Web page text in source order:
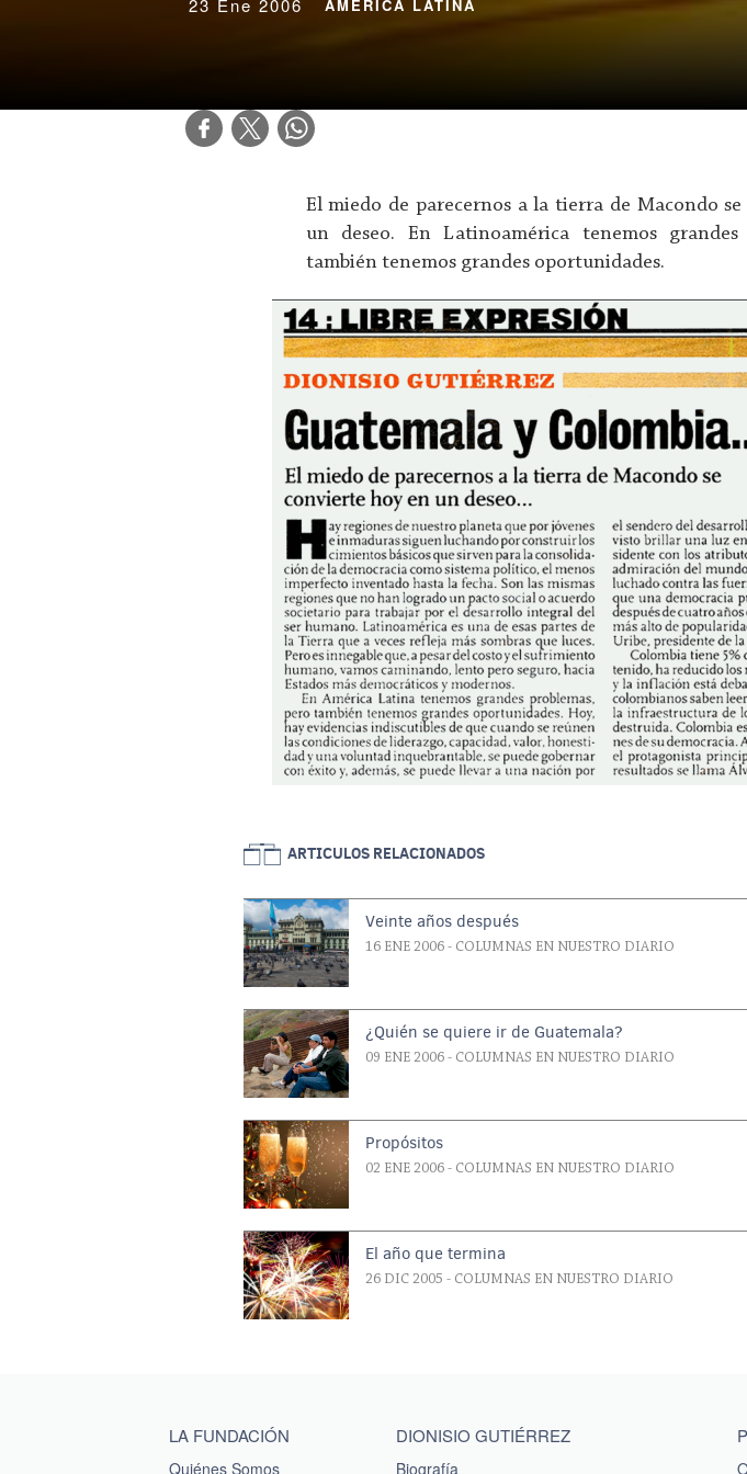
23 Ene 2006 AMÉRICA LATINA
El miedo de parecernos a la tierra de Macondo
un deseo. En Latinoamérica tenemos grandes
también tenemos grandes oportunidades.
ARTICULOS RELACIONADOS
Veinte años después
16 ENE 2006 - COLUMNAS EN NUESTRO DIARIO
¿Quién se quiere ir de Guatemala?
09 ENE 2006 - COLUMNAS EN NUESTRO DIARIO
Propósitos
02 ENE 2006 - COLUMNAS EN NUESTRO DIARIO
El año que termina
26 DIC 2005 - COLUMNAS EN NUESTRO DIARIO
Main menu footer
LA FUNDACIÓN
Quiénes Somos
DIONISIO GUTIÉRREZ
Biografía